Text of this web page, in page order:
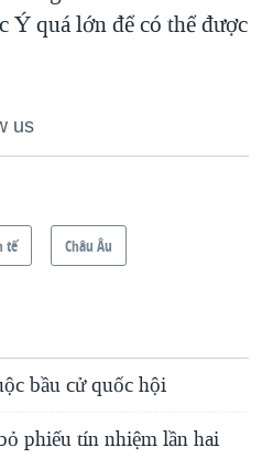
Ý quá lớn để có thể được
us
tế Châu Âu
bầu cử quốc hội
phiếu tín nhiệm lần hai